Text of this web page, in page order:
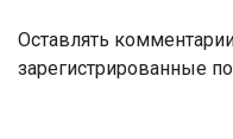
Оставлять
зарегистрированные